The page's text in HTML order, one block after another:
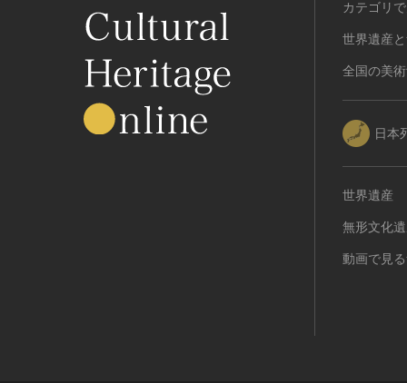
カテゴリ
世界遺産
全国の美
日本
世界遺産
無形文化
動画で見